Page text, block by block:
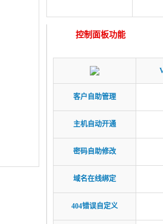
控制面板功能
客户自助管理
主机自动开通
密码自助修改
域名在线绑定
404错误自定义